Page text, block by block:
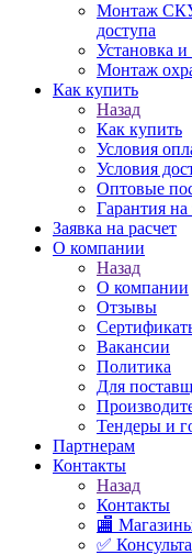
Монтаж
доступа
Установка
Монтаж
Как купить
Назад
Как купить
Условия
Условия
Оптовые
Гарантия на
Заявка на расчет
О компании
Назад
О компании
Отзывы
Вакансии
Политика
Для
Тендеры и
Партнерам
Контакты
Назад
Контакты
🏬
✅️